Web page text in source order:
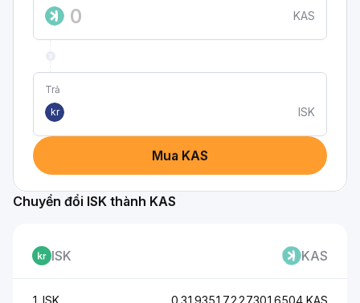
KAS
Trả
kr
ISK
Mua KAS
Chuyển đổi ISK thành KAS
ISK KAS
1 ISK 0.31935172273016504 KAS